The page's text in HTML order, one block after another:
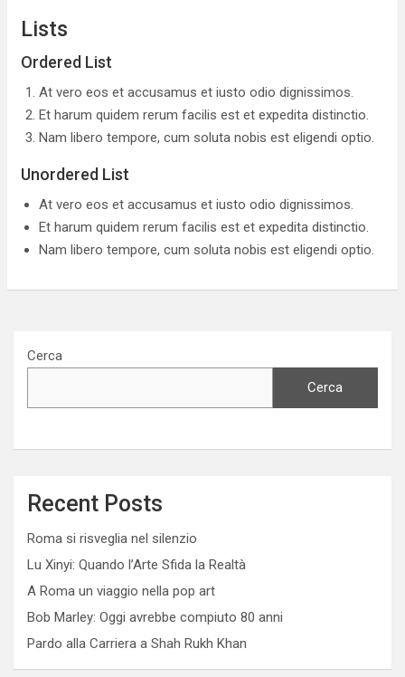
Lists
Ordered List
At vero eos et accusamus et iusto odio dignissimos.
Et harum quidem rerum facilis est et expedita distinctio.
Nam libero tempore, cum soluta nobis est eligendi optio.
Unordered List
At vero eos et accusamus et iusto odio dignissimos.
Et harum quidem rerum facilis est et expedita distinctio.
Nam libero tempore, cum soluta nobis est eligendi optio.
Cerca
Cerca
Recent Posts
Roma si risveglia nel silenzio
Lu Xinyi: Quando l’Arte Sfida la Realtà
A Roma un viaggio nella pop art
Bob Marley: Oggi avrebbe compiuto 80 anni
Pardo alla Carriera a Shah Rukh Khan